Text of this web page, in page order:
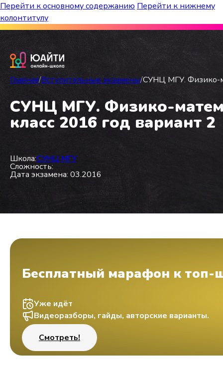
Перейти к основному содержанию Перейти к нижнему
колонтитулу
Бесплатный марафон к топ-школам!
Главная/Вступительные экзамены/СУНЦ МГУ. Физико-
СУНЦ МГУ. Физико-
класс 2016 год вариант 2
Школа:СУНЦ МГУ
Сложность:
Дата экзамена: 03.2016
Бесплатный марафон к топ-
Уже идёт
Видеоразборы, гайды, авторские варианты.
Смотреть!